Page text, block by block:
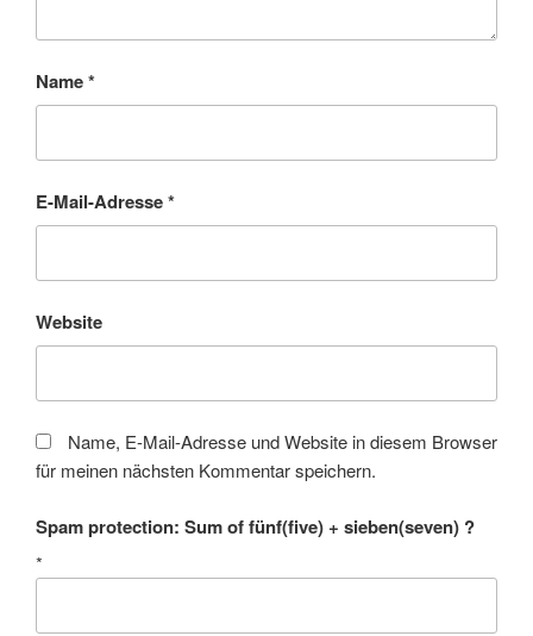
Name*
E-Mail-Adresse*
Website
Name, E-Mail-Adresse und Website in diesem Browser
für meinen nächsten Kommentar speichern.
Spam protection: Sum of fünf(five) + sieben(seven) ?
*